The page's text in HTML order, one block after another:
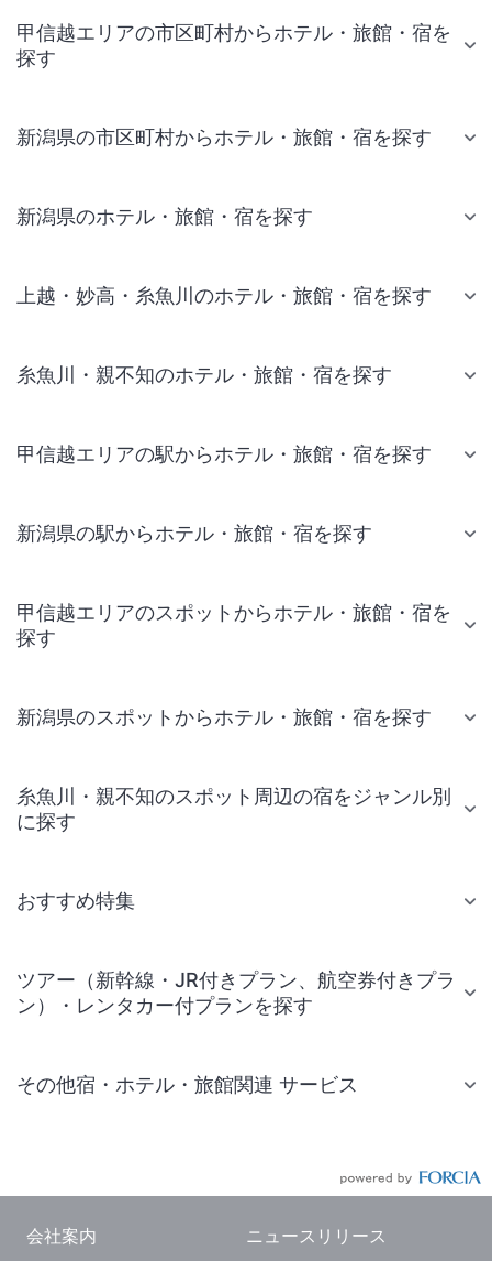
甲信越エリアの市区町村からホテル・旅館・宿を
探す
新潟県の市区町村からホテル・旅館・宿を探す
新潟県のホテル・旅館・宿を探す
上越・妙高・糸魚川のホテル・旅館・宿を探す
糸魚川・親不知のホテル・旅館・宿を探す
甲信越エリアの駅からホテル・旅館・宿を探す
新潟県の駅からホテル・旅館・宿を探す
甲信越エリアのスポットからホテル・旅館・宿を
探す
新潟県のスポットからホテル・旅館・宿を探す
糸魚川・親不知のスポット周辺の宿をジャンル別
に探す
おすすめ特集
ツアー（新幹線・JR付きプラン、航空券付きプラ
ン）・レンタカー付プランを探す
その他宿・ホテル・旅館関連 サービス
会社案内 ニュースリリース